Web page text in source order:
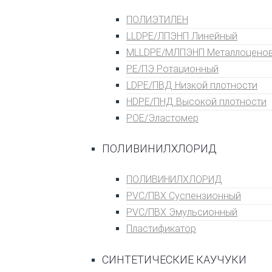
ПОЛИЭТИЛЕН
LLDPE/ЛПЭНП Линейный
MLLDPE/МЛПЭНП
PE/ПЭ Ротационный
LDPE/ПВД Низкой плотности
HDPE/ПНД Высокой плотности
POE/Эластомер
ПОЛИВИНИЛХЛОРИД
ПОЛИВИНИЛХЛОРИД
PVC/ПВХ Суспензионный
PVC/ПВХ Эмульсионный
Пластификатор
СИНТЕТИЧЕСКИЕ КАУЧУКИ